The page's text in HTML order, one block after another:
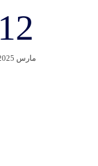
12
مارس 2025